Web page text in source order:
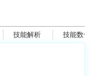
技能解析 技能数值